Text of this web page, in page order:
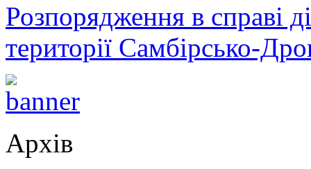
Розпорядження в справі
території Самбірсько-
Архів